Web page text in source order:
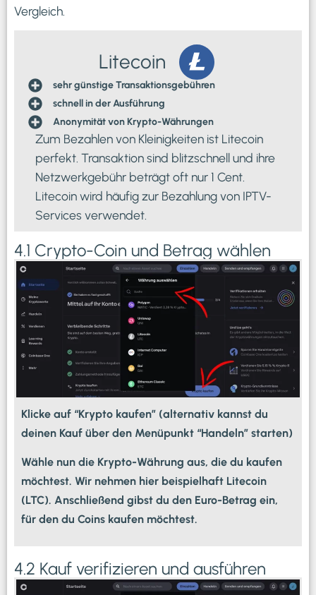
Vergleich.
Litecoin
sehr günstige Transaktionsgebühren
schnell in der Ausführung
Anonymität von Krypto-Währungen
Zum Bezahlen von Kleinigkeiten ist Litecoin
perfekt. Transaktion sind blitzschnell und ihre
Netzwerkgebühr beträgt oft nur 1 Cent.
Litecoin wird häufig zur Bezahlung von IPTV-
Services verwendet.
4.1 Crypto-Coin und Betrag wählen
Klicke auf “Krypto kaufen” (alternativ kannst du
deinen Kauf über den Menüpunkt “Handeln” starten)
Wähle nun die Krypto-Währung aus, die du kaufen
möchtest. Wir nehmen hier beispielhaft Litecoin
(LTC). Anschließend gibst du den Euro-Betrag ein,
für den du Coins kaufen möchtest.
4.2 Kauf verifizieren und ausführen